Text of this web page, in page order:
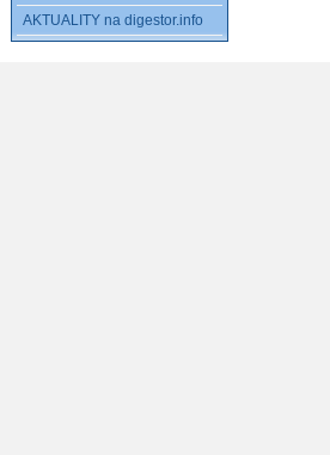
AKTUALITY na digestor.info